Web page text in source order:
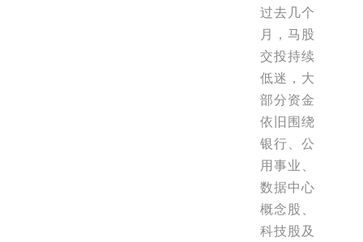
过去几个
月，马股
交投持续
低迷，大
部分资金
依旧围绕
银行、公
用事业、
数据中心
概念股、
科技股及